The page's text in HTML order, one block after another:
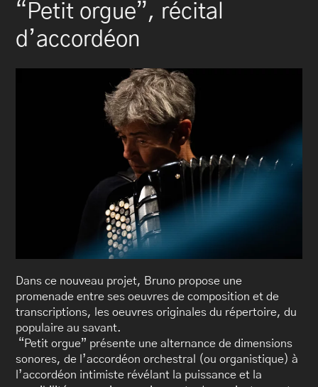
“Petit orgue”, récital
d’accordéon
Dans ce nouveau projet, Bruno propose une
promenade entre ses oeuvres de composition et de
transcriptions, les oeuvres originales du répertoire, du
populaire au savant.
“Petit orgue” présente une alternance de dimensions
sonores, de l’accordéon orchestral (ou organistique) à
l’accordéon intimiste révélant la puissance et la